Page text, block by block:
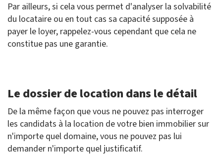
Par ailleurs, si cela vous permet d'analyser la solvabilité
du locataire ou en tout cas sa capacité supposée à
payer le loyer, rappelez-vous cependant que cela ne
constitue pas une garantie.
Le dossier de location dans le détail
De la même façon que vous ne pouvez pas interroger
les candidats à la location de votre bien immobilier sur
n'importe quel domaine, vous ne pouvez pas lui
demander n'importe quel justificatif.